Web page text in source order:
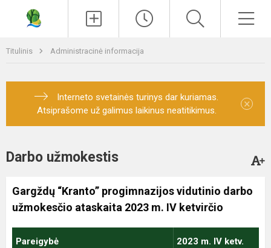
Titulinis Administracinė informacija
Interneto svetainės turinys dar kuriamas.
Atsiprašome už galimus laikinus neatitikimus.
×
Darbo užmokestis
Gargždų “Kranto” progimnazijos vidutinio darbo
užmokesčio ataskaita 2023 m. IV ketvirčio
Pareigybė 2023 m. IV ketv.